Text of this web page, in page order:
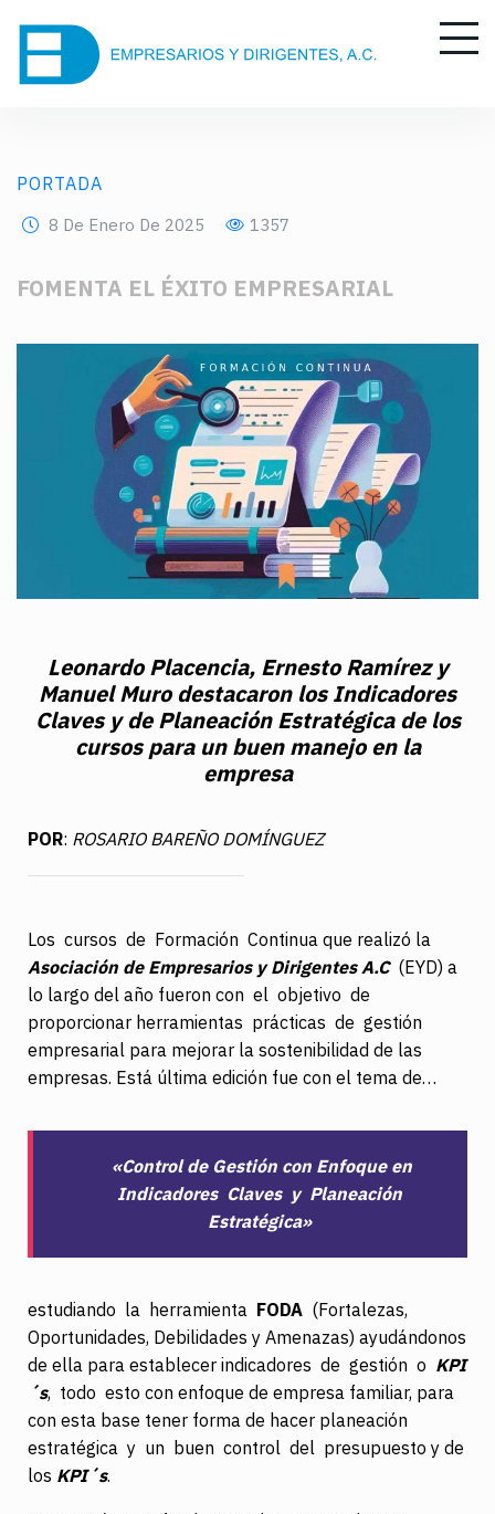
PORTADA
8 De Enero De 2025 1357
FOMENTA EL ÉXITO EMPRESARIAL
Leonardo Placencia, Ernesto Ramírez y
Manuel Muro destacaron los Indicadores
Claves y de Planeación Estratégica de los
cursos para un buen manejo en la
empresa
POR: ROSARIO BAREÑO DOMÍNGUEZ
Los cursos de Formación Continua que realizó la
Asociación de Empresarios y Dirigentes A.C(EYD) a
lo largo del año fueron con el objetivo de
proporcionar herramientas prácticas de gestión
empresarial para mejorar la sostenibilidad de las
empresas. Está última edición fue con el tema de…
«Control de Gestión con Enfoque en
Indicadores Claves y Planeación
Estratégica»
estudiando la herramienta FODA (Fortalezas,
Oportunidades, Debilidades y Amenazas) ayudándonos
de ella para establecer indicadores de gestión o KPI
´s, todo esto con enfoque de empresa familiar, para
con esta base tener forma de hacer planeación
estratégica y un buen control del presupuesto y de
los KPI´s.